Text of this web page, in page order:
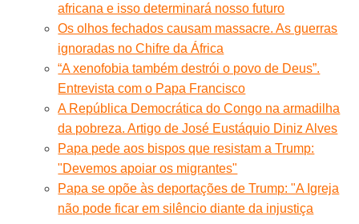
africana e isso determinará nosso futuro
Os olhos fechados causam massacre. As guerras
ignoradas no Chifre da África
“A xenofobia também destrói o povo de Deus”.
Entrevista com o Papa Francisco
A República Democrática do Congo na armadilha
da pobreza. Artigo de José Eustáquio Diniz Alves
Papa pede aos bispos que resistam a Trump:
"Devemos apoiar os migrantes"
Papa se opõe às deportações de Trump: "A Igreja
não pode ficar em silêncio diante da injustiça